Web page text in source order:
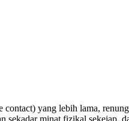
yang lebih lama,
minat fizikal sekejap,